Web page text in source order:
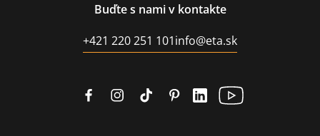
Buďte s nami v kontakte
+421 220 251 101info@eta.sk